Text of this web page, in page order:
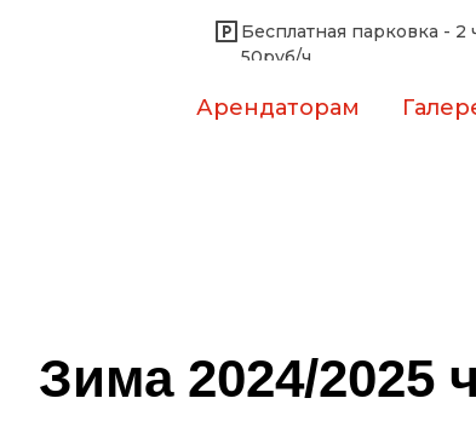
Бесплатная парковка - 2
50руб/ч
Арендаторам
Зима 2024/2025